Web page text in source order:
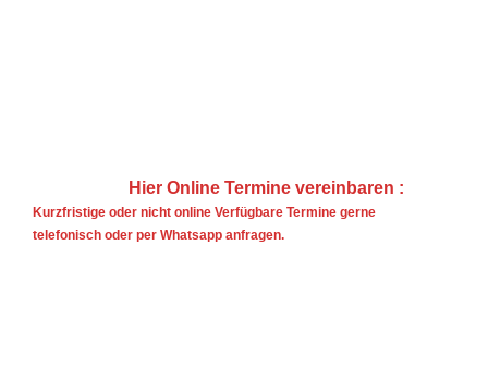
Hier Online Termine vereinbaren :
Kurzfristige oder nicht online Verfügbare Termine gerne
telefonisch oder per Whatsapp anfragen.